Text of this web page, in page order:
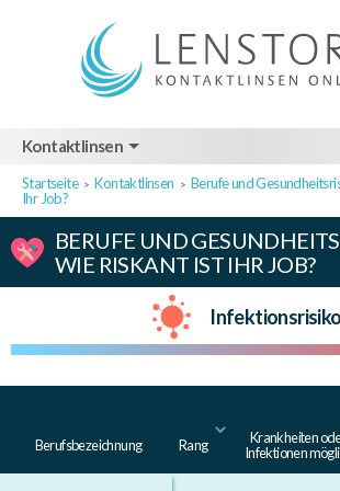
Kontaktlinsen
Startseite > Kontaktlinsen > Berufe und
Ihr Job?
BERUFE UND
WIE RISKANT IST IHR JOB?
Gesamtgesundheit
Gefährlich
Infektionsrisiko
Infektionsrisiko
Berufsbezeichnung Rang
Krankheiten
Infektionen